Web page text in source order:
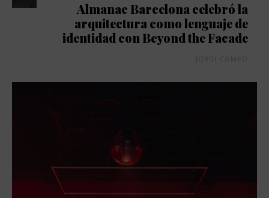
Almanac Barcelona celebró la
arquitectura como lenguaje de
identidad con Beyond the Facade
JORDI CAMPO